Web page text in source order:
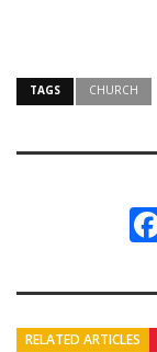
TAGS CHURCH
RELATED ARTICLES